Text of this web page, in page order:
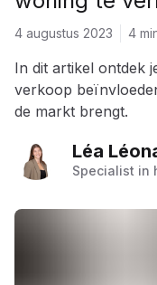
4 augustus 2023 4
In dit artikel ontdek
verkoop
de markt brengt.
Léa
Specialist in